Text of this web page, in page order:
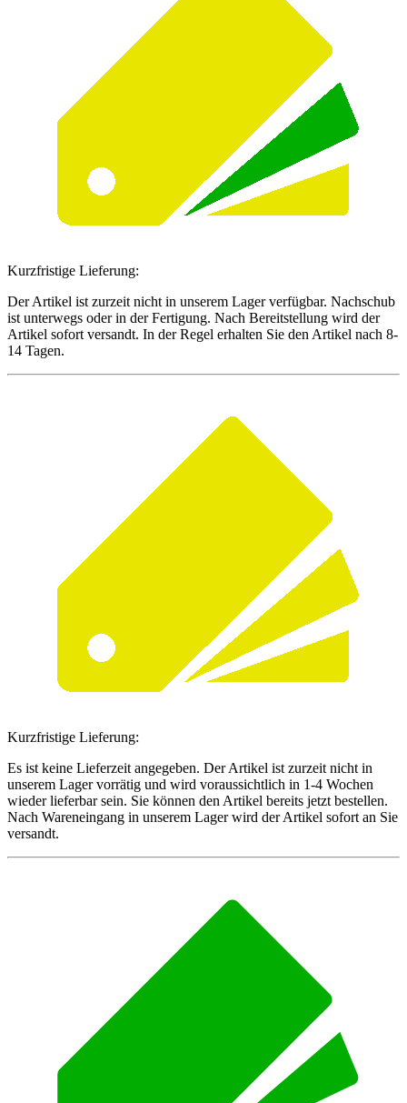
Kurzfristige Lieferung:
Der Artikel ist zurzeit nicht in unserem Lager verfügbar. Nachschub
ist unterwegs oder in der Fertigung. Nach Bereitstellung wird der
Artikel sofort versandt. In der Regel erhalten Sie den Artikel nach 8-
14 Tagen.
Kurzfristige Lieferung:
Es ist keine Lieferzeit angegeben. Der Artikel ist zurzeit nicht in
unserem Lager vorrätig und wird voraussichtlich in 1-4 Wochen
wieder lieferbar sein. Sie können den Artikel bereits jetzt bestellen.
Nach Wareneingang in unserem Lager wird der Artikel sofort an Sie
versandt.